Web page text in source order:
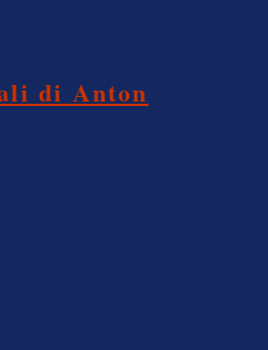
di Anton